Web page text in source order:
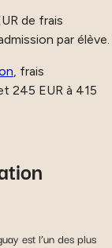
de frais
par élève.
, frais
245 EUR à 415
est l’un des plus